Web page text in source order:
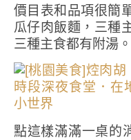
價目表和品項很簡
瓜仔肉飯麵，三種
三種主食都有附湯。
點這樣滿滿一桌的